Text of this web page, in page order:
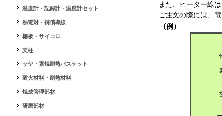
また、ヒーター線
ご注文の際には、
（例）
温度計・記録計・温度計セット
熱電対・補償導線
棚板・サイコロ
支柱
サヤ・素焼耐熱バスケット
耐火材料・耐熱材料
焼成管理部材
研磨部材